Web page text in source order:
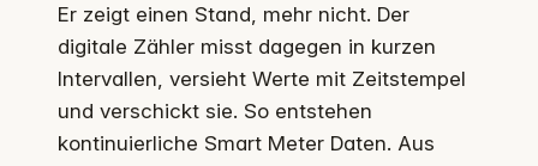
Er zeigt einen Stand, mehr nicht. Der
digitale Zähler misst dagegen in kurzen
Intervallen, versieht Werte mit Zeitstempel
und verschickt sie. So entstehen
kontinuierliche Smart Meter Daten. Aus